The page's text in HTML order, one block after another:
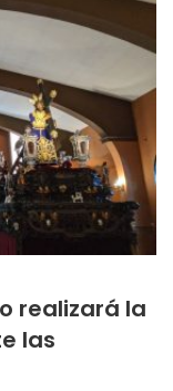
realizará la
las